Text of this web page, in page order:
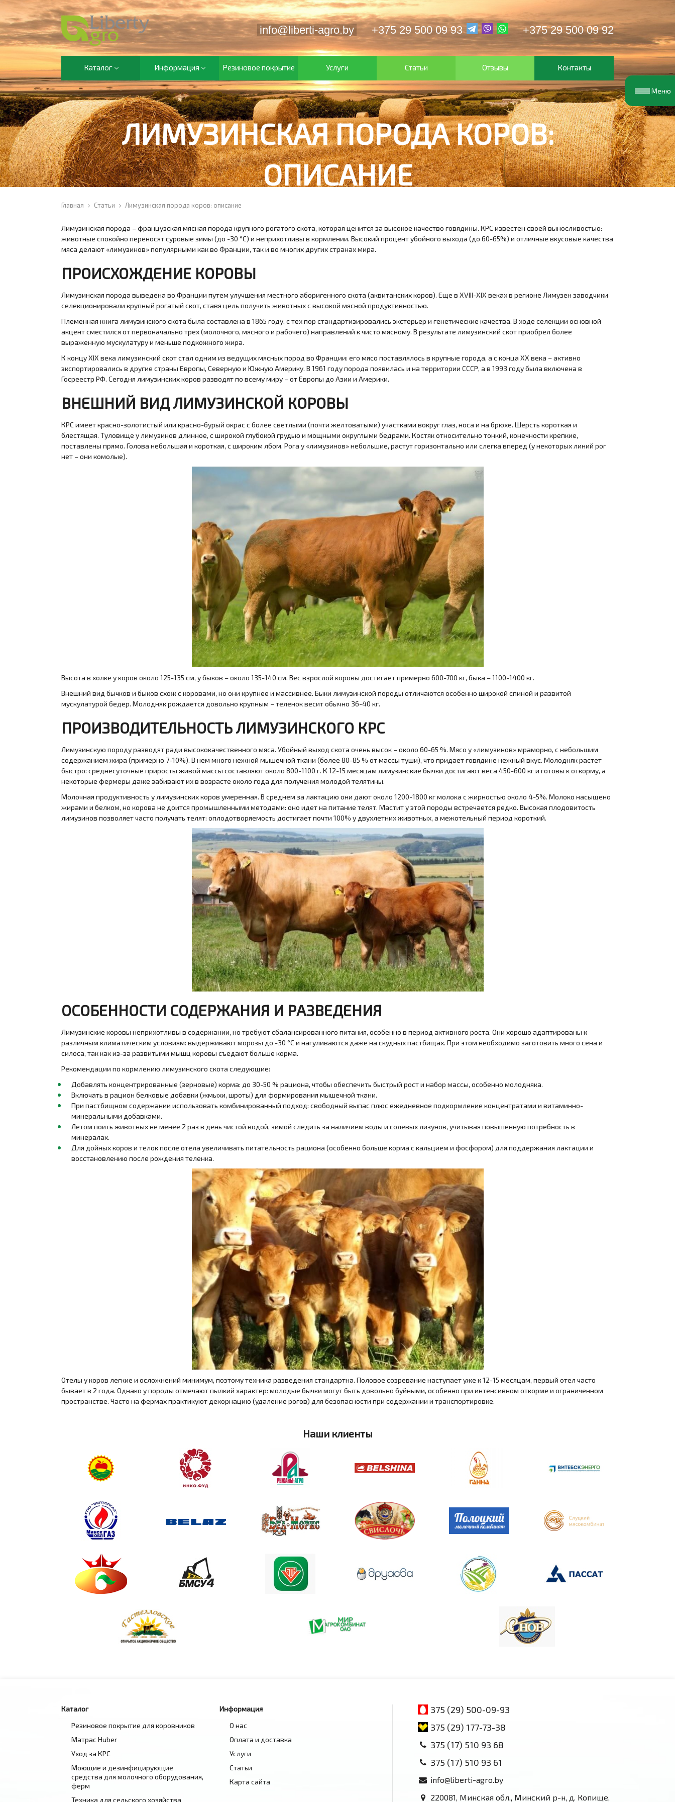
info@liberti-agro.by +375 29 500 09 93 +375 29 500 09 92
Каталог Информация Резиновое покрытие Услуги Статьи Отзывы Контакты
ЛИМУЗИНСКАЯ ПОРОДА КОРОВ:
ОПИСАНИЕ
Главная Статьи Лимузинская порода коров: описание
Лимузинская порода – французская мясная порода крупного рогатого скота, которая ценится за высокое качество говядины. КРС известен своей выносливостью:
животные спокойно переносят суровые зимы (до -30 °C) и неприхотливы в кормлении. Высокий процент убойного выхода (до 60-65%) и отличные вкусовые качества
мяса делают «лимузинов» популярными как во Франции, так и во многих других странах мира.
ПРОИСХОЖДЕНИЕ КОРОВЫ
Лимузинская порода выведена во Франции путем улучшения местного аборигенного скота (аквитанских коров). Еще в XVIII-XIX веках в регионе Лимузен заводчики
селекционировали крупный рогатый скот, ставя цель получить животных с высокой мясной продуктивностью.
Племенная книга лимузинского скота была составлена в 1865 году, с тех пор стандартизировались экстерьер и генетические качества. В ходе селекции основной
акцент сместился от первоначально трех (молочного, мясного и рабочего) направлений к чисто мясному. В результате лимузинский скот приобрел более
выраженную мускулатуру и меньше подкожного жира.
К концу XIX века лимузинский скот стал одним из ведущих мясных пород во Франции: его мясо поставлялось в крупные города, а с конца XX века – активно
экспортировались в другие страны Европы, Северную и Южную Америку. В 1961 году порода появилась и на территории СССР, а в 1993 году была включена в
Госреестр РФ. Сегодня лимузинских коров разводят по всему миру – от Европы до Азии и Америки.
ВНЕШНИЙ ВИД ЛИМУЗИНСКОЙ КОРОВЫ
КРС имеет красно-золотистый или красно-бурый окрас с более светлыми (почти желтоватыми) участками вокруг глаз, носа и на брюхе. Шерсть короткая и
блестящая. Туловище у лимузинов длинное, с широкой глубокой грудью и мощными округлыми бедрами. Костяк относительно тонкий, конечности крепкие,
поставлены прямо. Голова небольшая и короткая, с широким лбом. Рога у «лимузинов» небольшие, растут горизонтально или слегка вперед (у некоторых линий рог
нет – они комолые).
Высота в холке у коров около 125-135 см, у быков – около 135-140 см. Вес взрослой коровы достигает примерно 600-700 кг, быка – 1100-1400 кг.
Внешний вид бычков и быков схож с коровами, но они крупнее и массивнее. Быки лимузинской породы отличаются особенно широкой спиной и развитой
мускулатурой бедер. Молодняк рождается довольно крупным – теленок весит обычно 36-40 кг.
ПРОИЗВОДИТЕЛЬНОСТЬ ЛИМУЗИНСКОГО КРС
Лимузинскую породу разводят ради высококачественного мяса. Убойный выход скота очень высок – около 60-65 %. Мясо у «лимузинов» мраморно, с небольшим
содержанием жира (примерно 7-10%). В нем много нежной мышечной ткани (более 80-85 % от массы туши), что придает говядине нежный вкус. Молодняк растет
быстро: среднесуточные приросты живой массы составляют около 800-1100 г. К 12-15 месяцам лимузинские бычки достигают веса 450-600 кг и готовы к откорму, а
некоторые фермеры даже забивают их в возрасте около года для получения молодой телятины.
Молочная продуктивность у лимузинских коров умеренная. В среднем за лактацию они дают около 1200-1800 кг молока с жирностью около 4-5%. Молоко насыщено
жирами и белком, но корова не доится промышленными методами: оно идет на питание телят. Мастит у этой породы встречается редко. Высокая плодовитость
лимузинов позволяет часто получать телят: оплодотворяемость достигает почти 100% у двухлетних животных, а межотельный период короткий.
ОСОБЕННОСТИ СОДЕРЖАНИЯ И РАЗВЕДЕНИЯ
Лимузинские коровы неприхотливы в содержании, но требуют сбалансированного питания, особенно в период активного роста. Они хорошо адаптированы к
различным климатическим условиям: выдерживают морозы до -30 °C и нагуливаются даже на скудных пастбищах. При этом необходимо заготовить много сена и
силоса, так как из-за развитыми мышц коровы съедают больше корма.
Рекомендации по кормлению лимузинского скота следующие:
Добавлять концентрированные (зерновые) корма: до 30-50 % рациона, чтобы обеспечить быстрый рост и набор массы, особенно молодняка.
Включать в рацион белковые добавки (жмыхи, шроты) для формирования мышечной ткани.
При пастбищном содержании использовать комбинированный подход: свободный выпас плюс ежедневное подкормление концентратами и витаминно-
минеральными добавками.
Летом поить животных не менее 2 раз в день чистой водой, зимой следить за наличием воды и солевых лизунов, учитывая повышенную потребность в
минералах.
Для дойных коров и телок после отела увеличивать питательность рациона (особенно больше корма с кальцием и фосфором) для поддержания лактации и
восстановлению после рождения теленка.
Отелы у коров легкие и осложнений минимум, поэтому техника разведения стандартна. Половое созревание наступает уже к 12-15 месяцам, первый отел часто
бывает в 2 года. Однако у породы отмечают пылкий характер: молодые бычки могут быть довольно буйными, особенно при интенсивном откорме и ограниченном
пространстве. Часто на фермах практикуют декорнацию (удаление рогов) для безопасности при содержании и транспортировке.
Наши клиенты
Каталог
Резиновое покрытие для коровников
Матрас Huber
Уход за КРС
Моющие и дезинфицирующие
средства для молочного оборудования,
ферм
Техника для сельского хозяйства
Информация
О нас
Оплата и доставка
Услуги
Статьи
Карта сайта
375 (29) 500-09-93
375 (29) 177-73-38
375 (17) 510 93 68
375 (17) 510 93 61
info@liberti-agro.by
220081, Минская обл., Минский р-н, д. Копище,
Меню